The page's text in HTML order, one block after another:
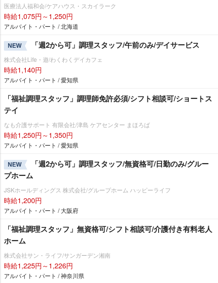
医療法人福和会/ケアハウス・スカイラーク
時給1,075円～1,250円
アルバイト・パート / 北海道
NEW 「週2から可」調理スタッフ/午前のみ/デイサービス
株式会社Life・遊/わくわくデイカフェ
時給1,140円
アルバイト・パート / 愛知県
「福祉調理スタッフ」調理師免許必須/シフト相談可/ショートス
テイ
なも介護サポート 有限会社/津島 ケアセンター まほろば
時給1,250円～1,350円
アルバイト・パート / 愛知県
NEW
「週2から可」調理スタッフ/無資格可/日勤のみ/グルー
プホーム
JSKホールディングス 株式会社/グループホーム ハッピーライフ
時給1,200円
アルバイト・パート / 大阪府
「福祉調理スタッフ」無資格可/シフト相談可/介護付き有料老人
ホーム
株式会社サン・ライフ/サンガーデン湘南
時給1,225円～1,226円
アルバイト・パート / 神奈川県